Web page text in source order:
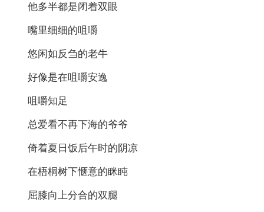
他多半都是闭着双眼
嘴里细细的咀嚼
悠闲如反刍的老牛
好像是在咀嚼安逸
咀嚼知足
总爱看不再下海的爷爷
倚着夏日饭后午时的阴凉
在梧桐树下惬意的眯盹
屈膝向上分合的双腿